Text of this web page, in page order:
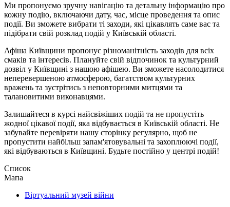
Ми пропонуємо зручну навігацію та детальну інформацію про
кожну подію, включаючи дату, час, місце проведення та опис
події. Ви зможете вибрати ті заходи, які цікавлять саме вас та
підібрати свій розклад подій у Київській області.
Афіша Київщини пропонує різноманітність заходів для всіх
смаків та інтересів. Плануйте свій відпочинок та культурний
дозвіл у Київщині з нашою афішею. Ви зможете насолодитися
неперевершеною атмосферою, багатством культурних
вражень та зустрітись з неповторними митцями та
талановитими виконавцями.
Залишайтеся в курсі найсвіжіших подій та не пропустіть
жодної цікавої події, яка відбувається в Київській області. Не
забувайте перевіряти нашу сторінку регулярно, щоб не
пропустити найбільш запам'ятовувальні та захоплюючі події,
які відбуваються в Київщині. Будьте постійно у центрі подій!
Список
Мапа
Віртуальний музей війни